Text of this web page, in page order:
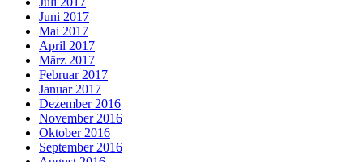
Juni 2017
Mai 2017
April 2017
März 2017
Februar 2017
Januar 2017
Dezember 2016
November 2016
Oktober 2016
September 2016